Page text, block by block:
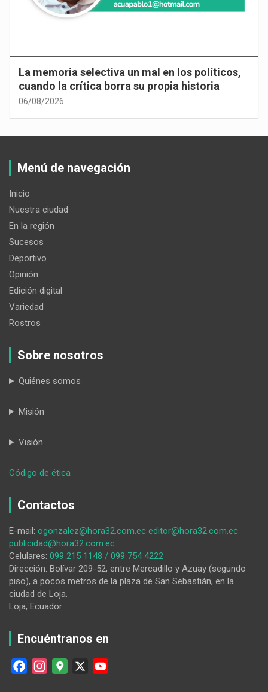
La memoria selectiva un mal en los políticos,
cuando la crítica borra su propia historia
06/08/2026
Menú de navegación
Inicio
Nuestra ciudad
En la región
Sucesos
Deportivo
Opinión
Edición digital
Variedad
Rostros
Sobre nosotros
Quiénes somos
Misión
Visión
Código de ética
salud
zonas
rurales
recibirán
bono
mensual
Contactos
E-mail: ogonzalez@hora32.com.ec editor@hora32.com.ec
publicidad@hora32.com.ec
Celulares: 099 215 1148 / 099 754 4222
Dirección: Bolívar 209-52, entre Mercadillo y Azuay (segundo
piso), a pocos metros de la plaza de San Sebastián, en la
ciudad de Loja.
Loja, Ecuador
Encuéntranos en